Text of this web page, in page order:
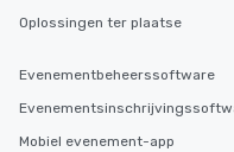
Oplossingen ter plaatse
Evenementbeheerssoftware
Mobiel evenement-app